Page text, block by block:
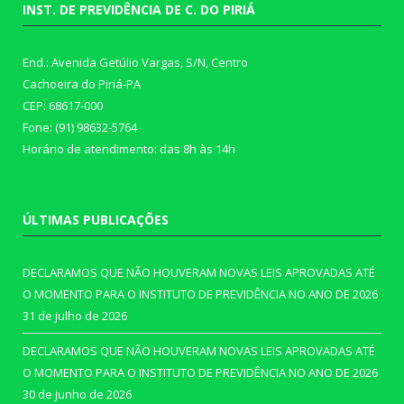
INST. DE PREVIDÊNCIA DE C. DO PIRIÁ
End.: Avenida Getúlio Vargas, S/N, Centro
Cachoeira do Piriá-PA
CEP: 68617-000
Fone: (91) 98632-5764
Horário de atendimento: das 8h às 14h
ÚLTIMAS PUBLICAÇÕES
DECLARAMOS QUE NÃO HOUVERAM NOVAS LEIS APROVADAS ATÉ
O MOMENTO PARA O INSTITUTO DE PREVIDÊNCIA NO ANO DE 2026
31 de julho de 2026
DECLARAMOS QUE NÃO HOUVERAM NOVAS LEIS APROVADAS ATÉ
O MOMENTO PARA O INSTITUTO DE PREVIDÊNCIA NO ANO DE 2026
30 de junho de 2026